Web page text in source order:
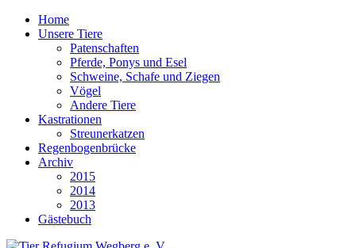
Home
Unsere Tiere
Patenschaften
Pferde, Ponys und Esel
Schweine, Schafe und Ziegen
Vögel
Andere Tiere
Kastrationen
Streunerkatzen
Regenbogenbrücke
Archiv
2015
2014
2013
Gästebuch